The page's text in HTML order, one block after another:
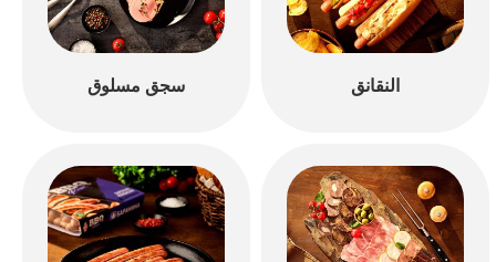
سجق مسلوق النقانق